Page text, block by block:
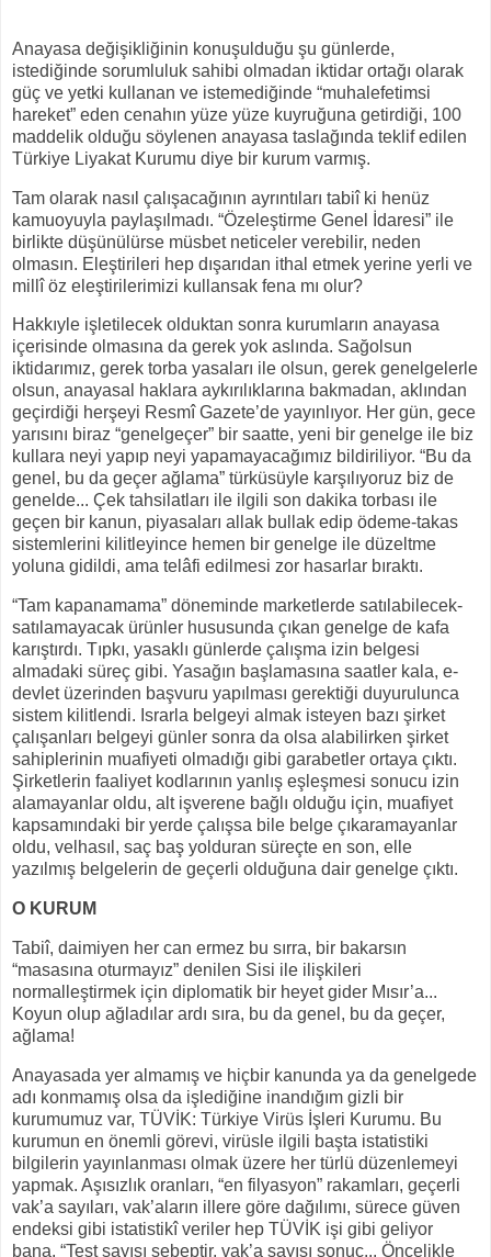
Anayasa değişikliğinin konuşulduğu şu günlerde,
istediğinde sorumluluk sahibi olmadan iktidar ortağı olarak
güç ve yetki kullanan ve istemediğinde “muhalefetimsi
hareket” eden cenahın yüze yüze kuyruğuna getirdiği, 100
maddelik olduğu söylenen anayasa taslağında teklif edilen
Türkiye Liyakat Kurumu diye bir kurum varmış.
Tam olarak nasıl çalışacağının ayrıntıları tabiî ki henüz
kamuoyuyla paylaşılmadı. “Özeleştirme Genel İdaresi” ile
birlikte düşünülürse müsbet neticeler verebilir, neden
olmasın. Eleştirileri hep dışarıdan ithal etmek yerine yerli ve
millî öz eleştirilerimizi kullansak fena mı olur?
Hakkıyle işletilecek olduktan sonra kurumların anayasa
içerisinde olmasına da gerek yok aslında. Sağolsun
iktidarımız, gerek torba yasaları ile olsun, gerek genelgelerle
olsun, anayasal haklara aykırılıklarına bakmadan, aklından
geçirdiği herşeyi Resmî Gazete’de yayınlıyor. Her gün, gece
yarısını biraz “genelgeçer” bir saatte, yeni bir genelge ile biz
kullara neyi yapıp neyi yapamayacağımız bildiriliyor. “Bu da
genel, bu da geçer ağlama” türküsüyle karşılıyoruz biz de
genelde... Çek tahsilatları ile ilgili son dakika torbası ile
geçen bir kanun, piyasaları allak bullak edip ödeme-takas
sistemlerini kilitleyince hemen bir genelge ile düzeltme
yoluna gidildi, ama telâfi edilmesi zor hasarlar bıraktı.
“Tam kapanamama” döneminde marketlerde satılabilecek-
satılamayacak ürünler hususunda çıkan genelge de kafa
karıştırdı. Tıpkı, yasaklı günlerde çalışma izin belgesi
almadaki süreç gibi. Yasağın başlamasına saatler kala, e-
devlet üzerinden başvuru yapılması gerektiği duyurulunca
sistem kilitlendi. Israrla belgeyi almak isteyen bazı şirket
çalışanları belgeyi günler sonra da olsa alabilirken şirket
sahiplerinin muafiyeti olmadığı gibi garabetler ortaya çıktı.
Şirketlerin faaliyet kodlarının yanlış eşleşmesi sonucu izin
alamayanlar oldu, alt işverene bağlı olduğu için, muafiyet
kapsamındaki bir yerde çalışsa bile belge çıkaramayanlar
oldu, velhasıl, saç baş yolduran süreçte en son, elle
yazılmış belgelerin de geçerli olduğuna dair genelge çıktı.
O KURUM
Tabiî, daimiyen her can ermez bu sırra, bir bakarsın
“masasına oturmayız” denilen Sisi ile ilişkileri
normalleştirmek için diplomatik bir heyet gider Mısır’a...
Koyun olup ağladılar ardı sıra, bu da genel, bu da geçer,
ağlama!
Anayasada yer almamış ve hiçbir kanunda ya da genelgede
adı konmamış olsa da işlediğine inandığım gizli bir
kurumumuz var, TÜVİK: Türkiye Virüs İşleri Kurumu. Bu
kurumun en önemli görevi, virüsle ilgili başta istatistiki
bilgilerin yayınlanması olmak üzere her türlü düzenlemeyi
yapmak. Aşısızlık oranları, “en filyasyon” rakamları, geçerli
vak’a sayıları, vak’aların illere göre dağılımı, sürece güven
endeksi gibi istatistikî veriler hep TÜVİK işi gibi geliyor
bana. “Test sayısı sebeptir, vak’a sayısı sonuç... Öncelikle